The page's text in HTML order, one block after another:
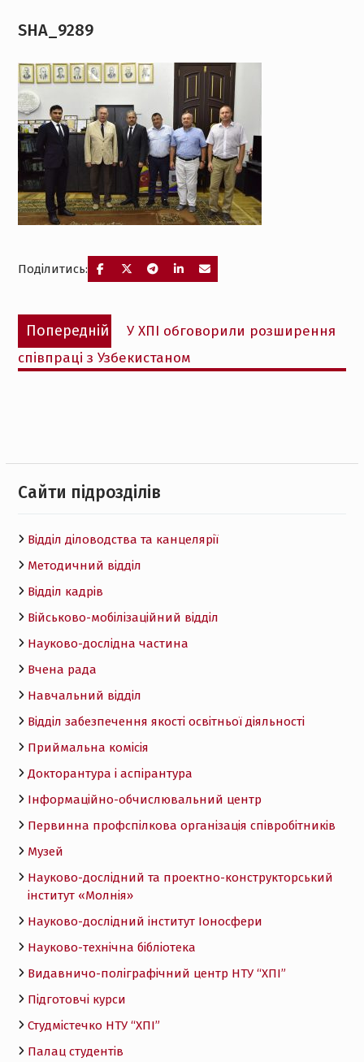
SHA_9289
Поділитись:
Навігація
записів
Попередній
Попередній
запис:
У ХПІ обговорили розширення
співпраці з Узбекистаном
Cайти підрозділів
Відділ діловодства та канцелярії
Методичний відділ
Відділ кадрів
Військово-мобілізаційний відділ
Науково-дослідна частина
Вчена рада
Навчальний відділ
Відділ забезпечення якості освітньої діяльності
Приймальна комісія
Докторантура і аспірантура
Інформаційно-обчислювальний центр
Первинна профспілкова організація співробітників
Музей
Науково-дослідний та проектно-конструкторський
інститут «Молнія»
Науково-дослідний інститут Іоносфери
Науково-технічна бібліотека
Видавничо-поліграфічний центр НТУ “ХПІ”
Підготовчі курси
Студмістечко НТУ “ХПІ”
Палац студентів